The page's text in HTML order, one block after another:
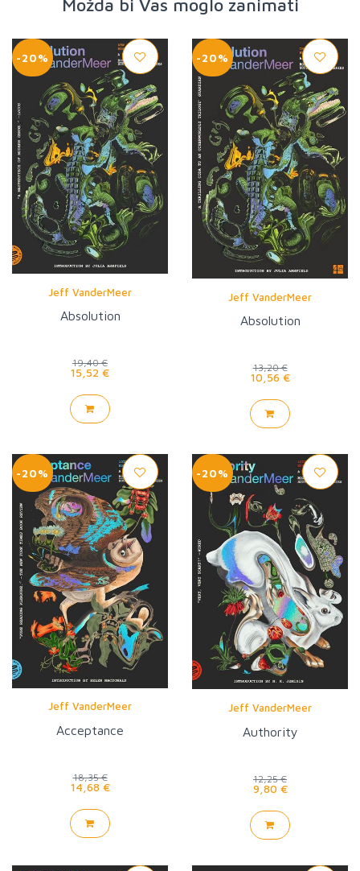
Možda bi Vas moglo zanimati
-20%
Jeff VanderMeer
Absolution
19,40 €
15,52 €
-20%
Jeff VanderMeer
Absolution
13,20 €
10,56 €
-20%
Jeff VanderMeer
Acceptance
18,35 €
14,68 €
-20%
Jeff VanderMeer
Authority
12,25 €
9,80 €